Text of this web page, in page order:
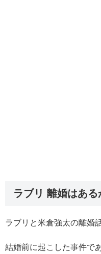
ラブリ 離婚はある
ラブリと米倉強太の離婚
結婚前に起こした事件で